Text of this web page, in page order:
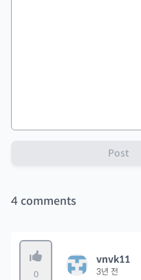
Post
4comments
0
vnvk11
3년 전